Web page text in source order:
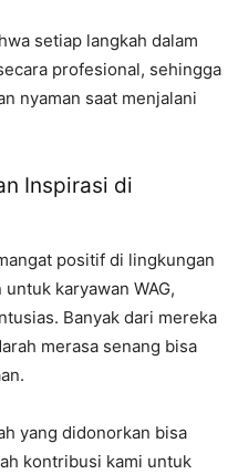
setiap langkah dalam
profesional, sehingga
nyaman saat menjalani
Inspirasi di
positif di lingkungan
karyawan WAG,
Banyak dari mereka
merasa senang bisa
yang didonorkan bisa
kontribusi kami untuk